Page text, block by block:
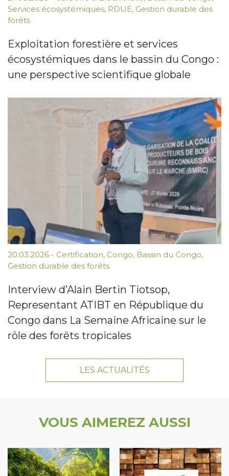
Services écosystémiques, RDUE, Gestion durable des
forêts
Exploitation forestière et services
écosystémiques dans le bassin du Congo :
une perspective scientifique globale
20.03.2026 - Certification, Congo, Bassin du Congo,
Gestion durable des forêts
Interview d’Alain Bertin Tiotsop,
Representant ATIBT en République du
Congo dans La Semaine Africaine sur le
rôle des forêts tropicales
LES ACTUALITÉS
VOUS AIMEREZ AUSSI